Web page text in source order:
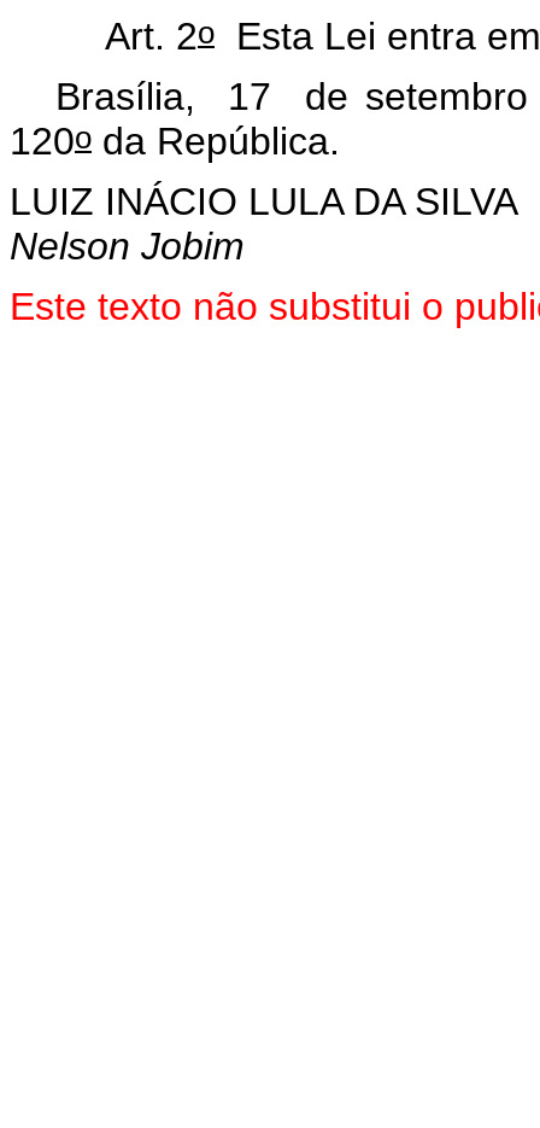
Art. 2o Esta Lei entra
Brasília, 17 de setembro
120o da República.
LUIZ INÁCIO LULA DA SILVA
Nelson Jobim
Este texto não substitui o